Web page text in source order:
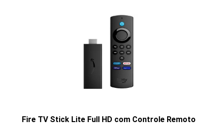
Fire TV Stick Lite Full HD com Controle Remoto